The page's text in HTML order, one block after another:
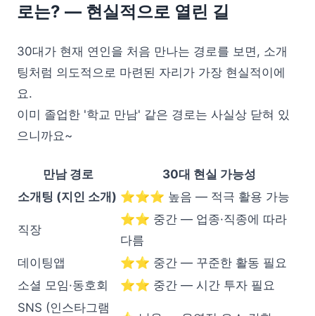
로는? — 현실적으로 열린 길
30대가 현재 연인을 처음 만나는 경로를 보면, 소개
팅처럼 의도적으로 마련된 자리가 가장 현실적이에
요.
이미 졸업한 '학교 만남' 같은 경로는 사실상 닫혀 있
으니까요~
만남 경로
30대 현실 가능성
소개팅 (지인 소개) ⭐⭐⭐ 높음 — 적극 활용 가능
직장
⭐⭐ 중간 — 업종·직종에 따라
다름
데이팅앱
⭐⭐ 중간 — 꾸준한 활동 필요
소셜 모임·동호회
⭐⭐ 중간 — 시간 투자 필요
SNS (인스타그램